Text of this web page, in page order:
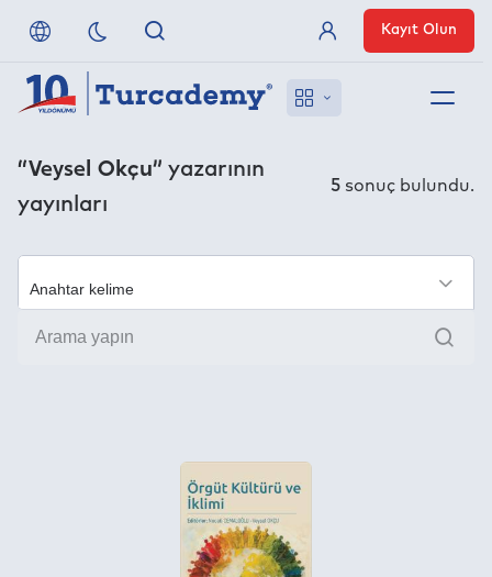
Referanslarımız
Uzaktan Erişim
Nasıl Erişirim
Üye Girişi
Kayıt Olun
“Veysel Okçu” yazarının
yayınları
5 sonuç bulundu.
Ara